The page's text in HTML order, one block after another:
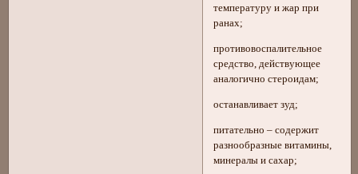
температуру и жар при
ранах;
противовоспалительное
средство, действующее
аналогично стероидам;
останавливает зуд;
питательно – содержит
разнообразные витамины,
минералы и сахар;